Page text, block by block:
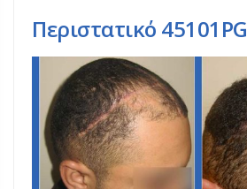
Περιστατικό 45101PG